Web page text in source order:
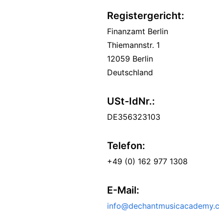
Registergericht:
Finanzamt Berlin
Thiemannstr. 1
12059 Berlin
Deutschland
USt-IdNr.:
DE356323103
Telefon:
+49 (0) 162 977 1308
E-Mail: